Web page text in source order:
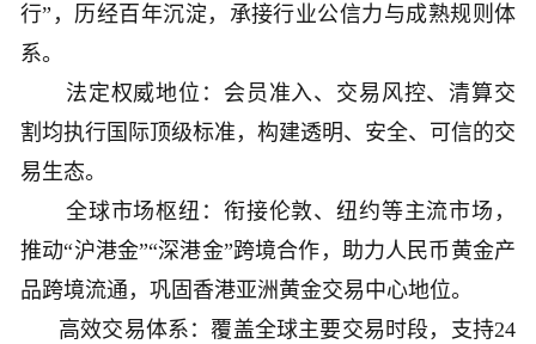
行”，历经百年沉淀，承接行业公信力与成熟规则体
系。
法定权威地位：会员准入、交易风控、清算交
割均执行国际顶级标准，构建透明、安全、可信的交
易生态。
全球市场枢纽：衔接伦敦、纽约等主流市场，
推动“沪港金”“深港金”跨境合作，助力人民币黄金产
品跨境流通，巩固香港亚洲黄金交易中心地位。
高效交易体系：覆盖全球主要交易时段，支持24